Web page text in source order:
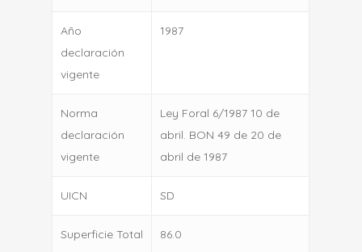
Año
declaración
vigente
1987
Norma
declaración
vigente
Ley Foral 6/1987 10 de
abril. BON 49 de 20 de
abril de 1987
UICN SD
Superficie Total
86.0